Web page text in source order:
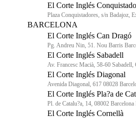
El Corte Inglés
Plaza Conquistadores, s/n Badajoz,
BARCELONA
El Corte Inglés Can Dragó
Pg. Andreu Nin, 51. Nou Barris
El Corte Inglés Sabadell
Av. Francesc Macià, 58-60 Sabadell,
El Corte Inglés Diagonal
Avenida Diagonal, 617 08028
El Corte Inglés Pla?a de
Pl. de Catalu?a, 14, 08002 Barcelona
El Corte Inglés Cornellà